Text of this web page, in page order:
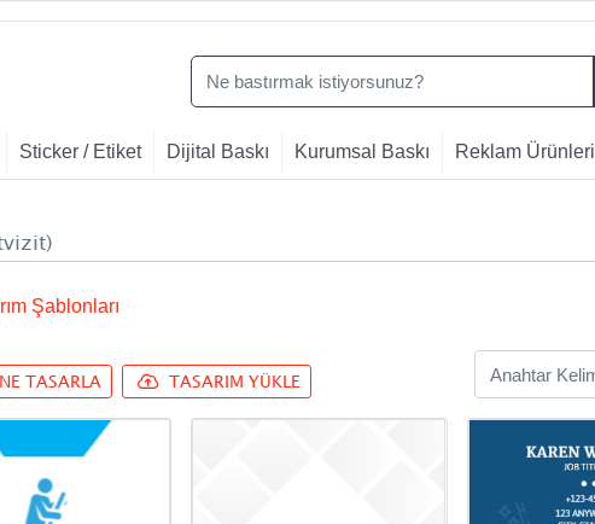
Sticker / Etiket Dijital Baskı Kurumsal Baskı Reklam Ürünleri
Şablonları
TASARLA TASARIM YÜKLE